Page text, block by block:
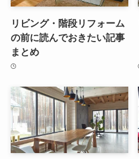
リビング・階段リフォーム
の前に読んでおきたい記事
まとめ